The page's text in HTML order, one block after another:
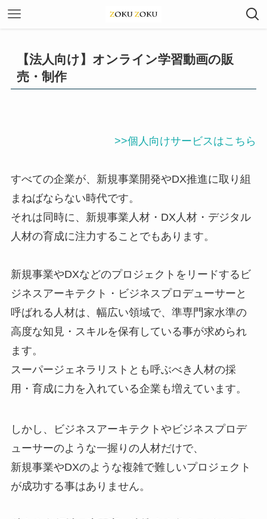
【法人向け】オンライン学習動画の販
売・制作
>>個人向けサービスはこちら
すべての企業が、新規事業開発やDX推進に取り組
まねばならない時代です。
それは同時に、新規事業人材・DX人材・デジタル
人材の育成に注力することでもあります。
新規事業やDXなどのプロジェクトをリードするビ
ジネスアーキテクト・ビジネスプロデューサーと
呼ばれる人材は、幅広い領域で、準専門家水準の
高度な知見・スキルを保有している事が求められ
ます。
スーパージェネラリストとも呼ぶべき人材の採
用・育成に力を入れている企業も増えています。
しかし、ビジネスアーキテクトやビジネスプロデ
ューサーのような一握りの人材だけで、
新規事業やDXのような複雑で難しいプロジェクト
が成功する事はありません。